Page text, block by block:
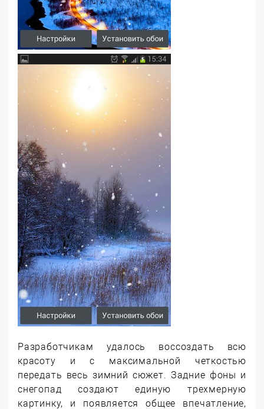
Разработчикам удалось воссоздать всю
красоту и с максимальной четкостью
передать весь зимний сюжет. Задние фоны и
снегопад создают единую трехмерную
картинку, и появляется общее впечатление,